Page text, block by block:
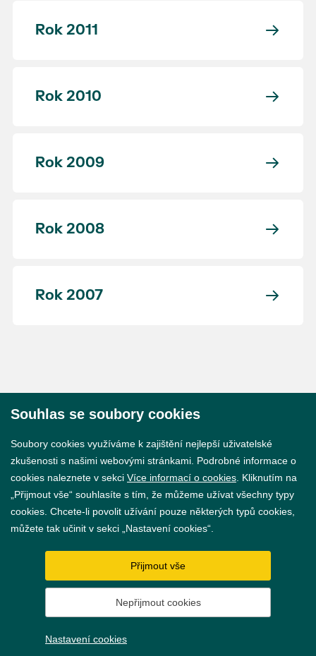
Rok 2011
Rok 2010
Rok 2009
Rok 2008
Rok 2007
GDPR
Nastavení cookies
Souhlas se soubory cookies
Soubory cookies využíváme k zajištění nejlepší uživatelské
zkušenosti s našimi webovými stránkami. Podrobné informace o
cookies naleznete v sekci Více informací o cookies . Kliknutím na
„Přijmout vše“ souhlasíte s tím, že můžeme užívat všechny typy
cookies. Chcete-li povolit užívání pouze některých typů cookies,
můžete tak učinit v sekci „Nastavení cookies“.
Přijmout vše
Nepřijmout cookies
Nastavení cookies